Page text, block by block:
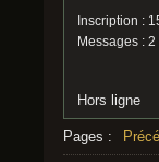
Inscription :
Messages : 2
Hors ligne
Pages :